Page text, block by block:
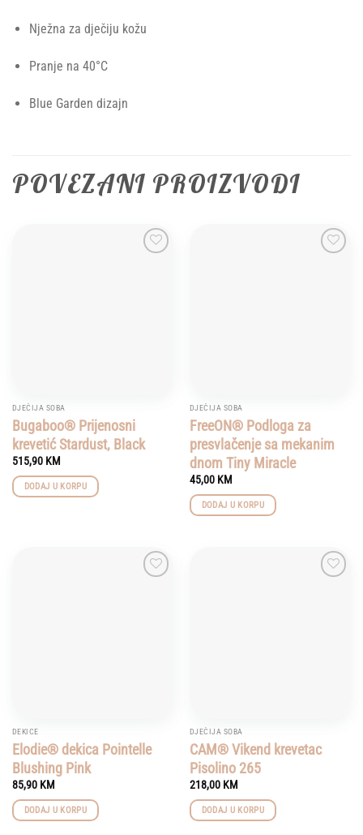
Nježna za dječiju kožu
Pranje na 40°C
Blue Garden dizajn
POVEZANI PROIZVODI
DJEČIJA SOBA
Bugaboo® Prijenosni
krevetić Stardust, Black
515,90 KM
DODAJ U KORPU
DJEČIJA SOBA
FreeON® Podloga za
presvlačenje sa mekanim
dnom Tiny Miracle
45,00 KM
DODAJ U KORPU
DEKICE
Elodie® dekica Pointelle
Blushing Pink
85,90 KM
DODAJ U KORPU
DJEČIJA SOBA
CAM® Vikend krevetac
Pisolino 265
218,00 KM
DODAJ U KORPU